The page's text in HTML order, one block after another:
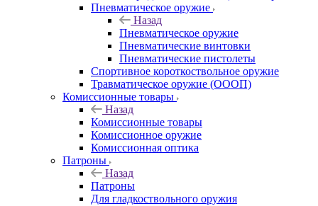
Пневматическое оружие
Назад
Пневматическое оружие
Пневматические винтовки
Пневматические пистолеты
Спортивное короткоствольное оружие
Травматическое оружие (ОООП)
Комиссионные товары
Назад
Комиссионные товары
Комиссионное оружие
Комиссионная оптика
Патроны
Назад
Патроны
Для гладкоствольного оружия